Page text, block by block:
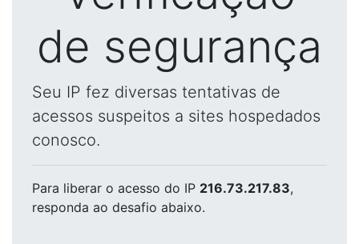
de segurança
Seu IP fez diversas tentativas de
acessos suspeitos a sites hospedados
conosco.
Para liberar o acesso do IP 216.73.217.83,
responda ao desafio abaixo.